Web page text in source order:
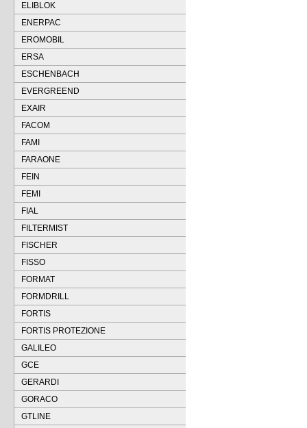
ELIBLOK
ENERPAC
EROMOBIL
ERSA
ESCHENBACH
EVERGREEND
EXAIR
FACOM
FAMI
FARAONE
FEIN
FEMI
FIAL
FILTERMIST
FISCHER
FISSO
FORMAT
FORMDRILL
FORTIS
FORTIS PROTEZIONE
GALILEO
GCE
GERARDI
GORACO
GTLINE